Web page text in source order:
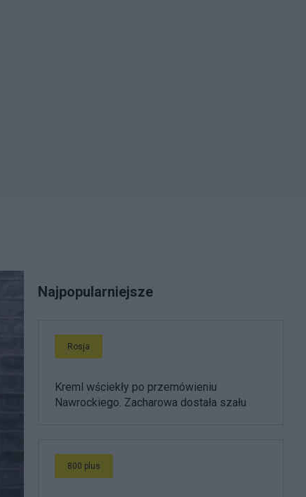
Najpopularniejsze
Rosja
Kreml wściekły po przemówieniu
Nawrockiego. Zacharowa dostała szału
800 plus